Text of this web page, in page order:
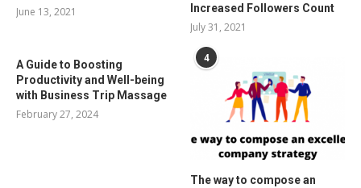
June 13, 2021
Increased Followers Count
July 31, 2021
A Guide to Boosting
Productivity and Well-being
with Business Trip Massage
February 27, 2024
4
The way to compose an